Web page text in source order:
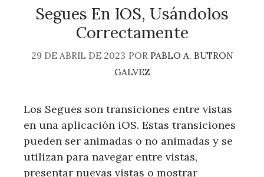
Segues En IOS, Usándolos
Correctamente
29 DE ABRIL DE 2023 POR PABLO A. BUTRON
GALVEZ
Los Segues son transiciones entre vistas
en una aplicación iOS. Estas transiciones
pueden ser animadas o no animadas y se
utilizan para navegar entre vistas,
presentar nuevas vistas o mostrar